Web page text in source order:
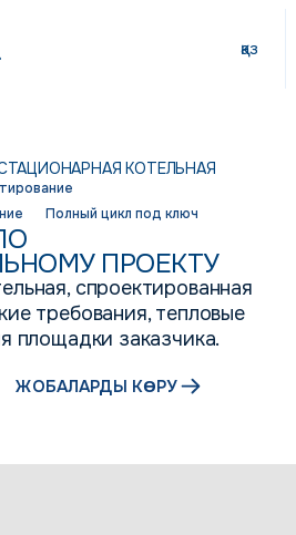
қаз
КОТЕЛЬНАЯ
Полный цикл под ключ
ПРОЕКТУ
спроектированная
требования, тепловые
площадки заказчика.
ЖОБАЛАРДЫ КӨРУ